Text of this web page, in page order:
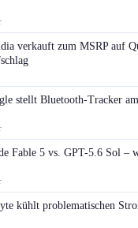
verkauft zum MSRP auf
stellt Bluetooth-Tracker
Fable 5 vs. GPT-5.6 Sol –
kühlt problematischen